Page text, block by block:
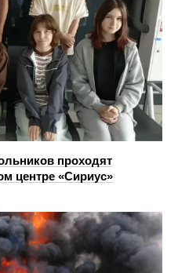
проходят
центре «Сириус»